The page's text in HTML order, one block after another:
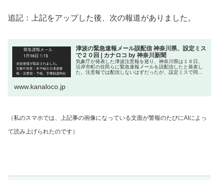
追記：上記をアップした後、次の報道がありました。
津波の緊急速報メール誤配信 神奈川県、設定ミス
で２０回 | カナロコ by 神奈川新聞
気象庁が発表した津波注意報を巡り、神奈川県は１６日、
沿岸市町の住民らに緊急速報メールを誤配信したと発表し
た。注意報では配信しないはずだったが、設定ミスで同日
www.kanaloco.jp
（私のスマホでは、上記事の画像になっている文面が警報のたびにAIによっ
て読み上げられたのです）